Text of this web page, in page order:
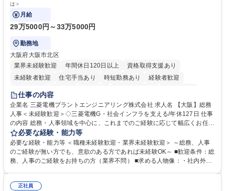
は＞
月給
29万5000円～33万5000円
勤務地
大阪府大阪市北区
業界未経験歓迎
年間休日120日以上
資格取得支援あり
未経験者歓迎
住宅手当あり 時短勤務あり
経験者歓迎
退職金あり
駅近5分以内
土日祝休み 服装自由 寮・社宅あり 食事補助あり
仕事の内容
企業名 三菱電機プラントエンジニアリング株式会社 求人名 【大阪】総務
人事＜未経験歓迎＞◇三菱電機G・社会インフラを支える/年休127日 仕事
の内容 総務・人事領域を中心に、これまでのご経験に応じて幅広くお任せ
します。 ＜具体的には＞ ・総務/人事労務（給与・社保・勤怠管理など）
・採用・教育研修 ・福利厚生運用 など ※基本的には事務所勤務ですが、
採用や教育等の業務内容により、関西圏以外への日帰り・宿泊を伴う国内
出張もございます。 ※担当業務を持ちつつ、お互いに助け合いながら、総
必要な経験・能力等
必要な経験・能力等 ＜職種未経験歓迎・業界未経験歓迎＞ ～総務、人事
のご経験が無い方でも、意欲のある方であれば未経験OK～ ■歓迎条件：総
務、人事のご経験をお持ちの方（業界不問） ■求める人物像：・社内外の
正社員